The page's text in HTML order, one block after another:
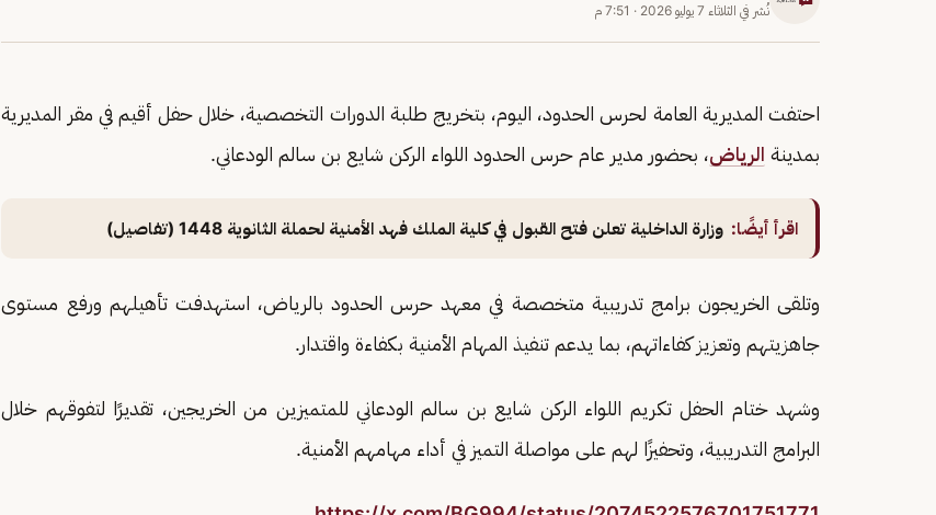
نُشر في الثلاثاء 7 يوليو 2026 · 7:51 م
احتفت المديرية العامة لحرس الحدود، اليوم، بتخريج طلبة الدورات التخصصية، خلال حفل أقيم في مقر المديرية
بمدينة الرياض، بحضور مدير عام حرس الحدود اللواء الركن شايع بن سالم الودعاني.
اقرأ أيضًا: وزارة الداخلية تعلن فتح القبول في كلية الملك فهد الأمنية لحملة الثانوية 1448 (تفاصيل)
وتلقى الخريجون برامج تدريبية متخصصة في معهد حرس الحدود بالرياض، استهدفت تأهيلهم ورفع مستوى
جاهزيتهم وتعزيز كفاءاتهم، بما يدعم تنفيذ المهام الأمنية بكفاءة واقتدار.
وشهد ختام الحفل تكريم اللواء الركن شايع بن سالم الودعاني للمتميزين من الخريجين، تقديرًا لتفوقهم خلال
البرامج التدريبية، وتحفيزًا لهم على مواصلة التميز في أداء مهامهم الأمنية.